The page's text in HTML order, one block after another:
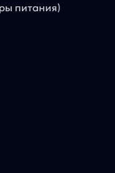
питания)